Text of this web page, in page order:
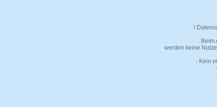
!
Beim
werden keine
- Kein